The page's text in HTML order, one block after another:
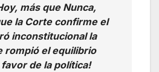
más que Nunca,
la Corte confirme el
inconstitucional la
rompió el equilibrio
de la política!